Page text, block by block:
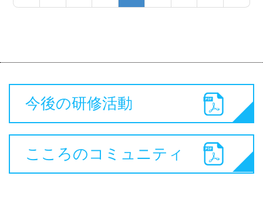
今後の研修活動
こころのコミュニティ